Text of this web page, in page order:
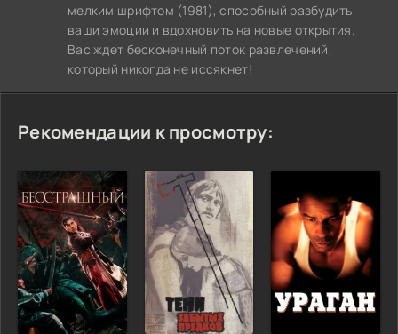
мелким шрифтом (1981), способный разбудить
ваши эмоции и вдохновить на новые открытия.
Вас ждет бесконечный поток развлечений,
который никогда не иссякнет!
Рекомендации к просмотру: